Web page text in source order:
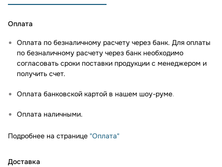
Оплата
Оплата по безналичному расчету через банк. Для оплаты
по безналичному расчету через банк необходимо
согласовать сроки поставки продукции с менеджером и
получить счет.
Оплата банковской картой в нашем шоу-руме.
Оплата наличными.
Подробнее на странице "Оплата"
Доставка